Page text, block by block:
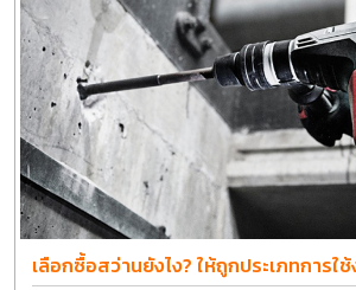
เลือกซื้อสว่านยังไง? ให้ถูกประเภทการใ